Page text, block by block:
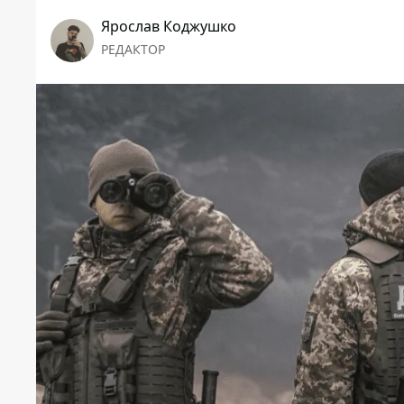
Ярослав Коджушко
РЕДАКТОР